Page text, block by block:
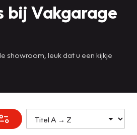
bij Vakgarage
showroom, leuk dat u een kijkje